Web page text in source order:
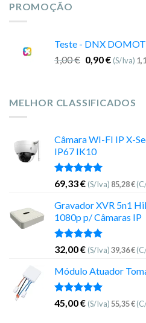
PROMOÇÃO
Teste - DNX
1,00€ 0,90€ (S/Iva)
MELHOR CLASSIFICADOS
Câmara WI-FI IP X-
IP67 IK10
Avaliação
5.00
de 5
69,33€ (S/Iva) 85,28€
Gravador XVR 5n1
1080p p/ Câmaras IP
Avaliação
5.00
de 5
32,00€ (S/Iva)39,36€
Módulo Atuador
Avaliação
5.00
de 5
45,00€ (S/Iva)55,35€